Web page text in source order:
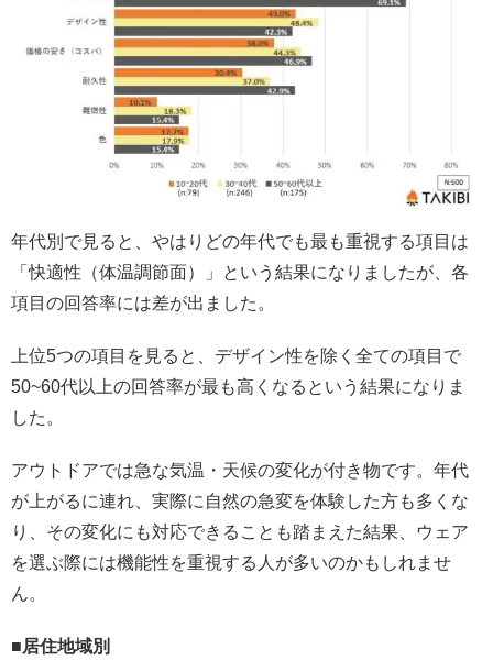
年代別で見ると、やはりどの年代でも最も重視する項目は
「快適性（体温調節面）」という結果になりましたが、各
項目の回答率には差が出ました。
上位5つの項目を見ると、デザイン性を除く全ての項目で
50~60代以上の回答率が最も高くなるという結果になりま
した。
アウトドアでは急な気温・天候の変化が付き物です。年代
が上がるに連れ、実際に自然の急変を体験した方も多くな
り、その変化にも対応できることも踏まえた結果、ウェア
を選ぶ際には機能性を重視する人が多いのかもしれませ
ん。
■居住地域別